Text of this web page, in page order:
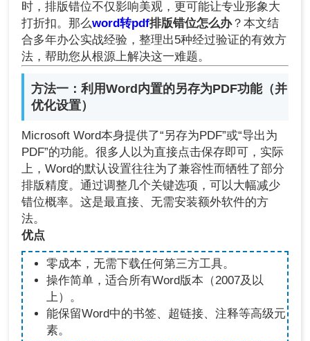
时，排版错位不仅影响美观，更可能让专业形象大
打折扣。那么word转pdf排版错位怎么办？本文结
合多年办公实战经验，整理出5种经过验证的有效方
法，帮助您从根源上解决这一难题。
方法一：利用Word内置的另存为PDF功能（并
优化设置）
Microsoft Word本身提供了“另存为PDF”或“导出为
PDF”的功能。很多人以为直接点击保存即可，实际
上，Word的默认设置往往为了兼容性而牺牲了部分
排版精度。通过调整几个关键选项，可以大幅减少
错位概率。这是最直接、无需安装额外软件的方
法。
优点
零成本，无需下载任何第三方工具。
操作简单，适合所有Word版本（2007及以
上）。
能保留Word中的书签、超链接、注释等高级元
素。